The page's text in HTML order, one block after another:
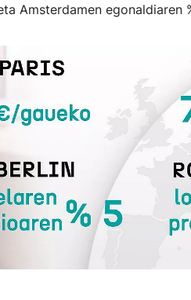
Amsterdamen egonaldiaren